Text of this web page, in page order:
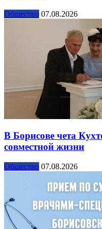
Общество 07.08.2026
В Борисове чета
совместной жизни
Общество 07.08.2026